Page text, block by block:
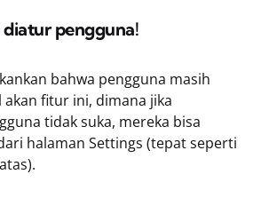
pengguna!
bahwa pengguna masih
fitur ini, dimana jika
tidak suka, mereka bisa
halaman Settings (tepat seperti